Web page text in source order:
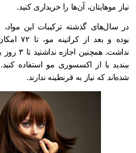
موهایتان، آن‌ها را خریداری کنید.
سال‌های گذشته ترکیبات این مواد،
بوده و بعد از
نداشت. همچنین
یا از اکسسوری مو استفاده کنید.
که نیاز به قرنطینه ندارند.